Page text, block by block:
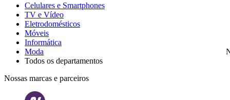
Celulares e Smartphones
TV e Vídeo
Eletrodomésticos
Móveis
Informática
Moda
Todos os departamentos
Nossas marcas e parceiros